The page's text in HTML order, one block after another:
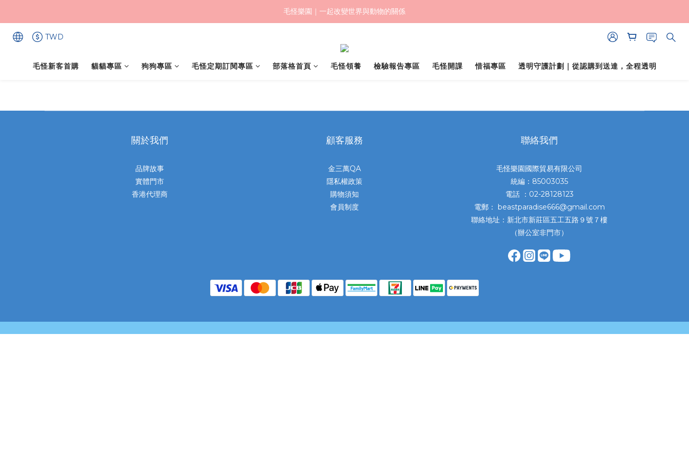
毛怪樂園｜一起改變世界與動物的關係
毛怪樂園｜一起改變世界與動物的關係
TWD
毛怪新客首購 貓貓專區 狗狗專區 毛怪定期訂閱專區 部落格首頁 毛怪領養 檢驗報告專區 毛怪開課 惜福專區 透明守護計劃｜從認購到送達，全程透明
關於我們
品牌故事
實體門市
香港代理商
顧客服務
金三萬QA
隱私權政策
購物須知
會員制度
聯絡我們
毛怪樂園國際貿易有限公司
統編：85003035
電話 ：02-28128123
電郵： beastparadise666@gmail.com
聯絡地址：新北市新莊區五工五路９號７樓
（辦公室非門市）